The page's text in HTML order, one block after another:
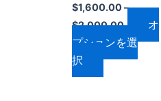
ー
ジ
か
ら
選
$1,600.00–
$2,000.00
オ
プションを選
択
ー
シ
ョ
ン
が